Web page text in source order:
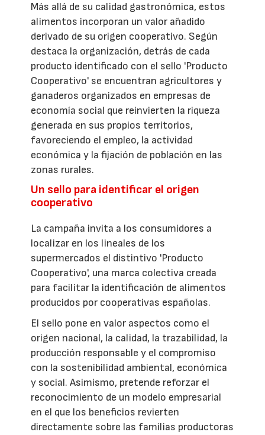
Más allá de su calidad gastronómica, estos
alimentos incorporan un valor añadido
derivado de su origen cooperativo. Según
destaca la organización, detrás de cada
producto identificado con el sello 'Producto
Cooperativo' se encuentran agricultores y
ganaderos organizados en empresas de
economía social que reinvierten la riqueza
generada en sus propios territorios,
favoreciendo el empleo, la actividad
económica y la fijación de población en las
zonas rurales.
Un sello para identificar el origen
cooperativo
La campaña invita a los consumidores a
localizar en los lineales de los
supermercados el distintivo 'Producto
Cooperativo', una marca colectiva creada
para facilitar la identificación de alimentos
producidos por cooperativas españolas.
El sello pone en valor aspectos como el
origen nacional, la calidad, la trazabilidad, la
producción responsable y el compromiso
con la sostenibilidad ambiental, económica
y social. Asimismo, pretende reforzar el
reconocimiento de un modelo empresarial
en el que los beneficios revierten
directamente sobre las familias productoras